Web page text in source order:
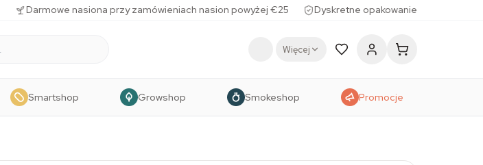
Darmowe nasiona przy zamówieniach nasion powyżej €25 Dyskretne opakowanie
Więcej
Smartshop Growshop Smokeshop Promocje